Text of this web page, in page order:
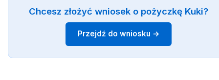
Chcesz złożyć wniosek o pożyczkę Kuki?
Przejdź do wniosku →